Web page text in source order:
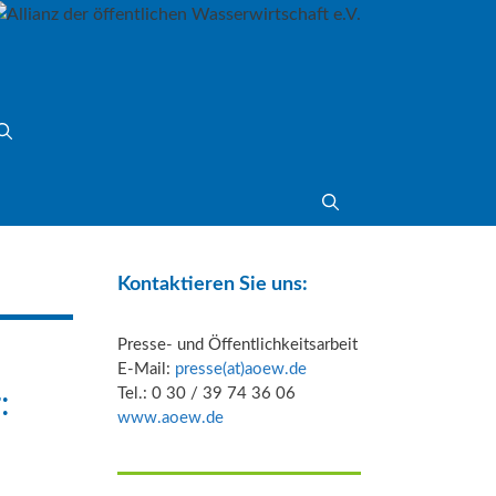
Kontaktieren Sie uns:
Presse- und Öffentlichkeitsarbeit
E-Mail: presse(at)aoew.de
Tel.: 0 30 / 39 74 36 06
www.aoew.de